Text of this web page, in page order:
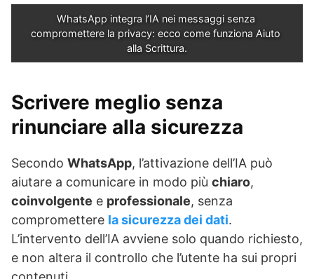
WhatsApp integra l’IA nei messaggi senza
compromettere la privacy: ecco come funziona Aiuto
alla Scrittura.
Scrivere meglio senza
rinunciare alla sicurezza
Secondo WhatsApp, l’attivazione dell’IA può
aiutare a comunicare in modo più chiaro,
coinvolgente e professionale, senza
compromettere la sicurezza dei dati.
L’intervento dell’IA avviene solo quando richiesto,
e non altera il controllo che l’utente ha sui propri